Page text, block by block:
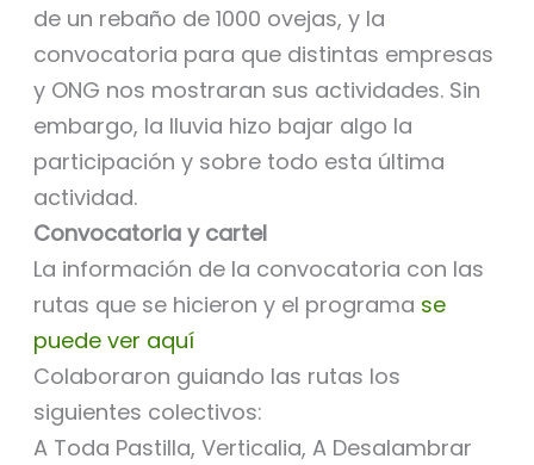
de un rebaño de 1000 ovejas, y la
convocatoria para que distintas empresas
y ONG nos mostraran sus actividades. Sin
embargo, la lluvia hizo bajar algo la
participación y sobre todo esta última
actividad.
Convocatoria y cartel
La información de la convocatoria con las
rutas que se hicieron y el programa se
puede ver aquí
Colaboraron guiando las rutas los
siguientes colectivos:
A Toda Pastilla, Verticalia, A Desalambrar